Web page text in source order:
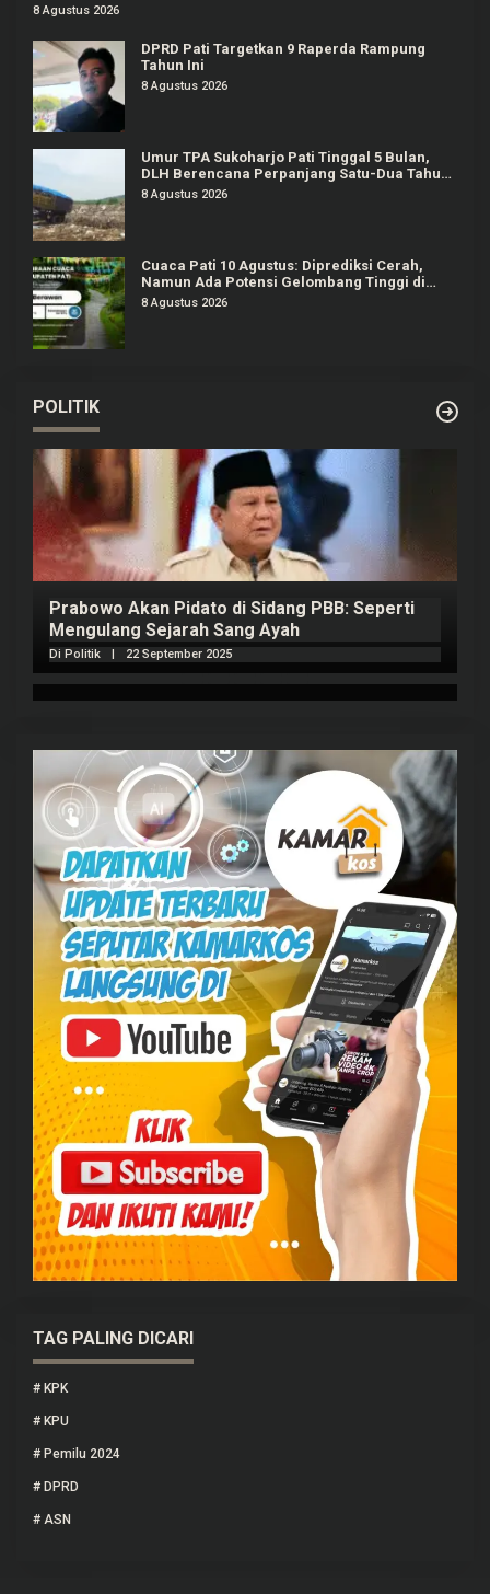
8 Agustus 2026
DPRD Pati Targetkan 9 Raperda Rampung
Tahun Ini
8 Agustus 2026
Umur TPA Sukoharjo Pati Tinggal 5 Bulan,
DLH Berencana Perpanjang Satu-Dua Tahun
Lagi
8 Agustus 2026
Cuaca Pati 10 Agustus: Diprediksi Cerah,
Namun Ada Potensi Gelombang Tinggi di
Perairan Jateng
8 Agustus 2026
POLITIK
Prabowo Akan Pidato di Sidang PBB: Seperti
Mengulang Sejarah Sang Ayah
Di Politik 22 September 2025
TAG PALING DICARI
# KPK
# KPU
# Pemilu 2024
# DPRD
# ASN